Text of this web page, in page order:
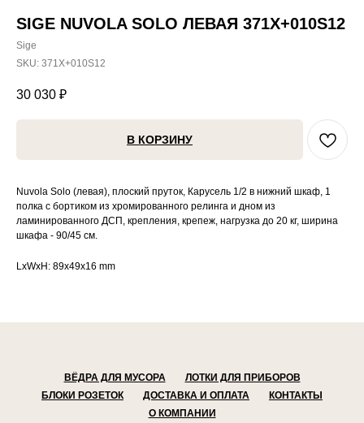
SIGE NUVOLA SOLO ЛЕВАЯ 371X+010S12
Sige
SKU: 371X+010S12
30 030 ₽
В КОРЗИНУ
Nuvola Solo (левая), плоский пруток, Карусель 1/2 в нижний шкаф, 1
полка с бортиком из хромированного релинга и дном из
ламинированного ДСП, крепления, крепеж, нагрузка до 20 кг, ширина
шкафа - 90/45 см.
LxWxH: 89x49x16 mm
ВЁДРА ДЛЯ МУСОРА
ЛОТКИ ДЛЯ ПРИБОРОВ
БЛОКИ РОЗЕТОК
ДОСТАВКА И ОПЛАТА
КОНТАКТЫ
О КОМПАНИИ